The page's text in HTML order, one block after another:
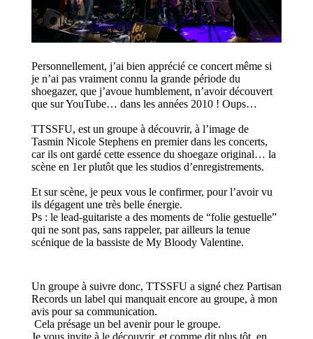
Personnellement, j’ai bien apprécié ce concert même si
je n’ai pas vraiment connu la grande période du
shoegazer, que j’avoue humblement, n’avoir découvert
que sur YouTube… dans les années 2010 ! Oups…
TTSSFU, est un groupe à découvrir, à l’image de
Tasmin Nicole Stephens en premier dans les concerts,
car ils ont gardé cette essence du shoegaze original… la
scène en 1erplutôtque les studios d’enregistrements.
Etsur scène, je peux vous le confirmer, pour l’avoir vu
ils dégagentune très belle énergie.
Ps : le lead-guitariste a des moments de “folie gestuelle”
qui ne sont pas, sans rappeler, par ailleurs la tenue
scénique de la bassiste de My Bloody Valentine.
Un groupe à suivre donc, TTSSFU a signé chez Partisan
Records un label qui manquait encore au groupe, à mon
avis pour sa communication.
Cela présage un bel avenir pour le groupe.
Je vous invite à le découvrir, et comme dit plus tôt, en